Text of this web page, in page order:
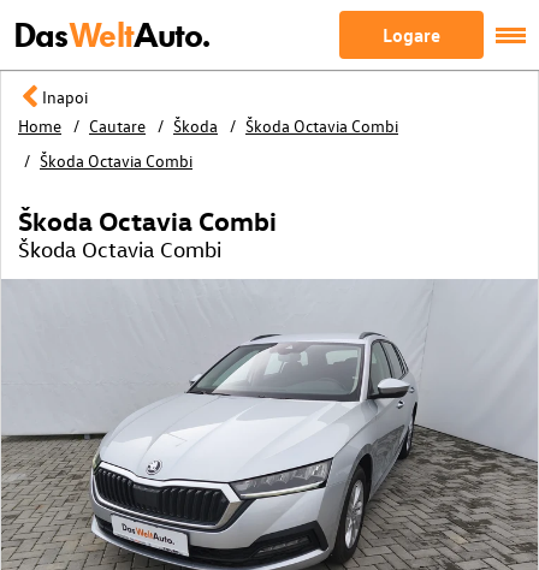
DasWeltAuto. Logare
Inapoi
Home
Cautare Škoda
Škoda Octavia Combi
Škoda Octavia Combi
Škoda Octavia Combi
Škoda Octavia Combi